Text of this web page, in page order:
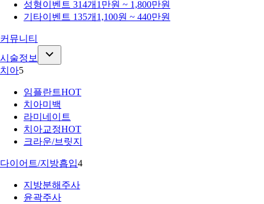
성형이벤트 314개 1만원 ~ 1,800만원
기타이벤트 135개 1,100원 ~ 440만원
커뮤니티
시술정보
치아5
임플란트HOT
치아미백
라미네이트
치아교정HOT
크라운/브릿지
다이어트/지방흡입4
지방분해주사
윤곽주사